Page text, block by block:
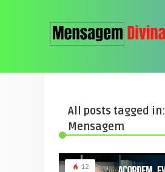
All posts tagged in:
Mensagem
12